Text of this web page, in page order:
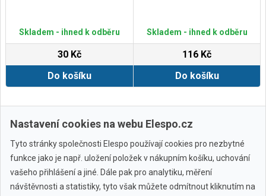
Skladem - ihned k odběru
30 Kč
Do košíku
Skladem - ihned k odběru
116 Kč
Do košíku
Zobrazit další
Nastavení cookies na webu Elespo.cz
Tyto stránky společnosti Elespo používají cookies pro nezbytné
funkce jako je např. uložení položek v nákupním košíku, uchování
vašeho přihlášení a jiné. Dále pak pro analytiku, měření
návštěvnosti a statistiky, tyto však můžete odmítnout kliknutím na